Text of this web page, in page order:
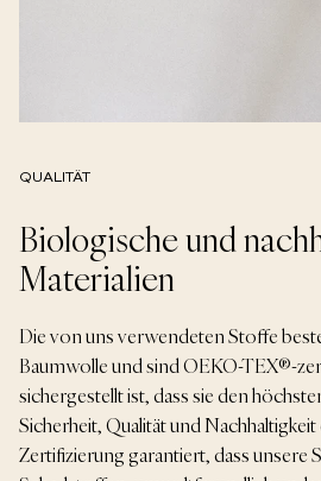
QUALITÄT
Biologische und
Materialien
Die von uns verwendeten Stoffe
Baumwolle und sind OEKO-TEX®-
sichergestellt ist, dass sie den
Sicherheit, Qualität und
Zertifizierung garantiert, dass unsere